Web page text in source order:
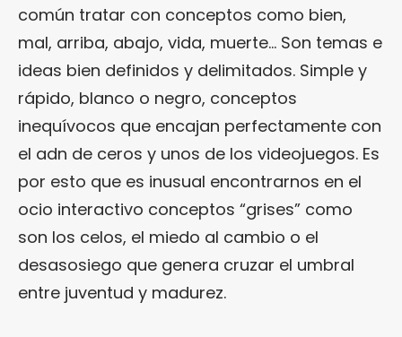
común tratar con conceptos como bien,
mal, arriba, abajo, vida, muerte… Son temas e
ideas bien definidos y delimitados. Simple y
rápido, blanco o negro, conceptos
inequívocos que encajan perfectamente con
el adn de ceros y unos de los videojuegos. Es
por esto que es inusual encontrarnos en el
ocio interactivo conceptos “grises” como
son los celos, el miedo al cambio o el
desasosiego que genera cruzar el umbral
entre juventud y madurez.